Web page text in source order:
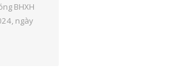
BHXH
ngày